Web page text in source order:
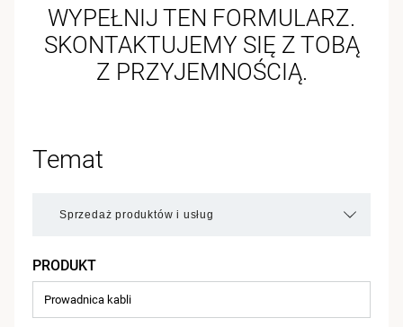
WYPEŁNIJ TEN FORMULARZ.
SKONTAKTUJEMY SIĘ Z TOBĄ
Z PRZYJEMNOŚCIĄ.
Temat
PRODUKT